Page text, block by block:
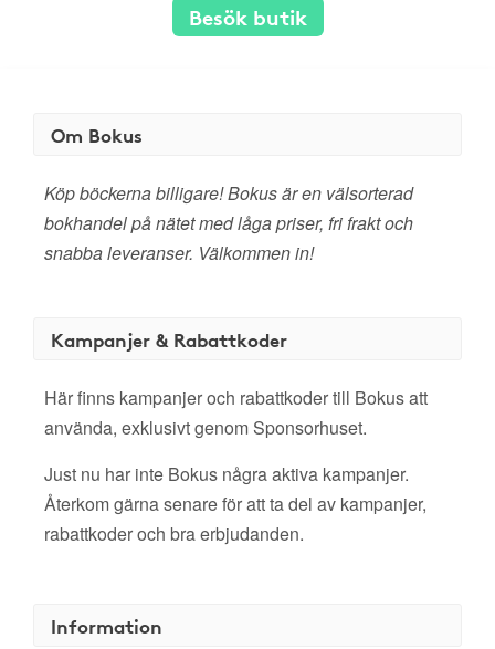
Besök butik
Om Bokus
Köp böckerna billigare! Bokus är en välsorterad
bokhandel på nätet med låga priser, fri frakt och
snabba leveranser. Välkommen in!
Kampanjer & Rabattkoder
Här finns kampanjer och rabattkoder till Bokus att
använda, exklusivt genom Sponsorhuset.
Just nu har inte Bokus några aktiva kampanjer.
Återkom gärna senare för att ta del av kampanjer,
rabattkoder och bra erbjudanden.
Information